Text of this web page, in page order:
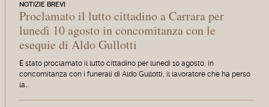
NOTIZIE BREVI
Proclamato il lutto cittadino a Carrara per
lunedì 10 agosto in concomitanza con le
esequie di Aldo Gullotti
È stato proclamato il lutto cittadino per lunedì 10 agosto, in
concomitanza con i funerali di Aldo Gullotti, il lavoratore che ha perso
la…